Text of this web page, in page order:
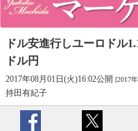
ドル安進行しユーロドル
ドル円
2017年08月01日(火)16:02公開 [2017
持田有紀子